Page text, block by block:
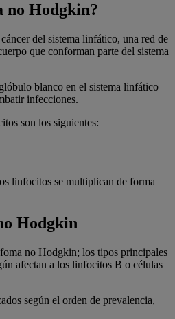
no Hodgkin?
del sistema linfático, una red de
que conforman parte del sistema
blanco en el sistema linfático
infecciones.
son los siguientes:
linfocitos se multiplican de forma
Hodgkin
no Hodgkin; los tipos principales
afectan a los linfocitos B o células
según el orden de prevalencia,